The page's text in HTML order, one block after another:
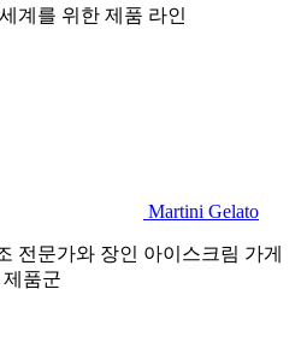
계를 위한 제품 라인
Martini Gelato
전문가와 장인 아이스크림 가게
품군